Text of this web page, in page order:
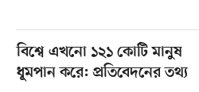
বিশ্বে এখনো ১২১ কোটি মানুষ
ধূমপান করে: প্রতিবেদনের তথ্য